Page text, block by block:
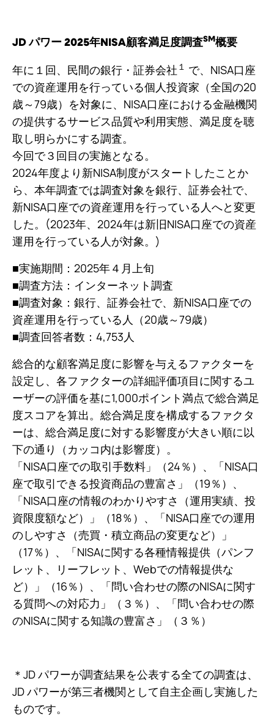
JD パワー 2025年NISA顧客満足度調査SM 概要
年に１回、民間の銀行・証券会社 １ で、NISA口座
での資産運用を行っている個人投資家（全国の20
歳～79歳）を対象に、NISA口座における金融機関
の提供するサービス品質や利用実態、満足度を聴
取し明らかにする調査。
今回で３回目の実施となる。
2024年度より新NISA制度がスタートしたことか
ら、本年調査では調査対象を銀行、証券会社で、
新NISA口座での資産運用を行っている人へと変更
した。(2023年、2024年は新旧NISA口座での資産
運用を行っている人が対象。)
■実施期間：2025年４月上旬
■調査方法：インターネット調査
■調査対象：銀行、証券会社で、新NISA口座での
資産運用を行っている人（20歳～79歳）
■調査回答者数：4,753人
総合的な顧客満足度に影響を与えるファクターを
設定し、各ファクターの詳細評価項目に関するユ
ーザーの評価を基に1,000ポイント満点で総合満足
度スコアを算出。総合満足度を構成するファクタ
ーは、総合満足度に対する影響度が大きい順に以
下の通り（カッコ内は影響度）。
「NISA口座での取引手数料」（24％）、「NISA口
座で取引できる投資商品の豊富さ」（19％）、
「NISA口座の情報のわかりやすさ（運用実績、投
資限度額など）」（18％）、「NISA口座での運用
のしやすさ（売買・積立商品の変更など）」
（17％）、「NISAに関する各種情報提供（パンフ
レット、リーフレット、Webでの情報提供な
ど）」（16％）、「問い合わせの際のNISAに関す
る質問への対応力」（３％）、「問い合わせの際
のNISAに関する知識の豊富さ」（３％）
＊JD パワーが調査結果を公表する全ての調査は、
JD パワーが第三者機関として自主企画し実施した
ものです。